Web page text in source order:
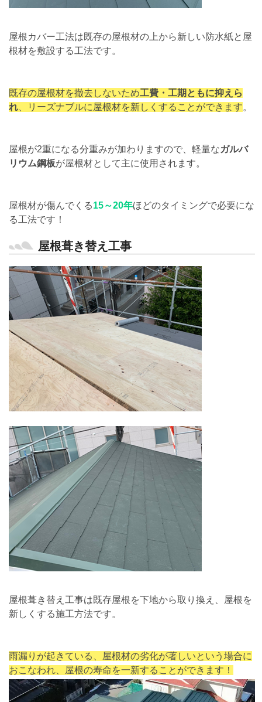
屋根カバー工法は既存の屋根材の上から新しい防水紙と屋
根材を敷設する工法です。
既存の屋根材を撤去しないため工費・工期ともに抑えら
れ、リーズナブルに屋根材を新しくすることができます。
屋根が2重になる分重みが加わりますので、軽量なガルバ
リウム鋼板が屋根材として主に使用されます。
屋根材が傷んでくる15～20年ほどのタイミングで必要にな
る工法です！
屋根葺き替え工事
屋根葺き替え工事は既存屋根を下地から取り換え、屋根を
新しくする施工方法です。
雨漏りが起きている、屋根材の劣化が著しいという場合に
おこなわれ、屋根の寿命を一新することができます！